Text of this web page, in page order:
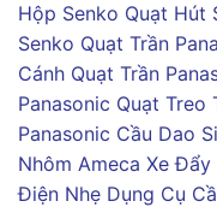
Hộp Senko Quạt Hút
Senko Quạt Trần
Cánh Quạt Trần
Panasonic Quạt Treo
Panasonic Cầu Dao
Nhôm Ameca Xe Đẩy
Điện Nhẹ Dụng Cụ